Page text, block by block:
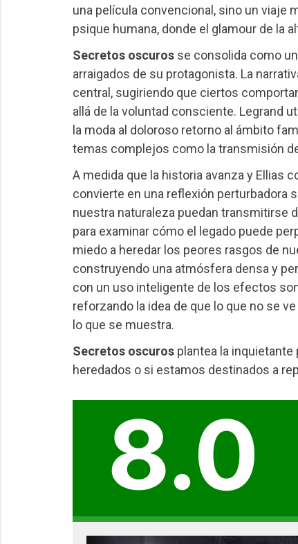
una película convencional, sino un viaje
psique humana, donde el glamour de la
Secretos oscurosse consolida como
arraigados de su protagonista. La
central, sugiriendo que ciertos
allá de la voluntad consciente. Legrand
la moda al doloroso retorno al ámbito
temas complejos como la transmisión
A medida que la historia avanza y Ellias
convierte en una reflexión perturbadora
nuestra naturaleza puedan transmitirse
para examinar cómo el legado puede
miedo a heredar los peores rasgos de
construyendo una atmósfera densa y
con un uso inteligente de los efectos
reforzando la idea de que lo que no se
lo que se muestra.
Secretos oscurosplantea la inquietante
heredados o si estamos destinados a
8.0